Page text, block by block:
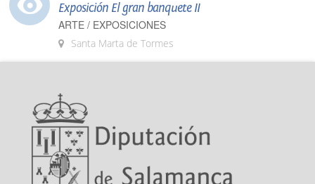
Exposición El gran banquete II
ARTE / EXPOSICIONES
Santa Marta de Tormes